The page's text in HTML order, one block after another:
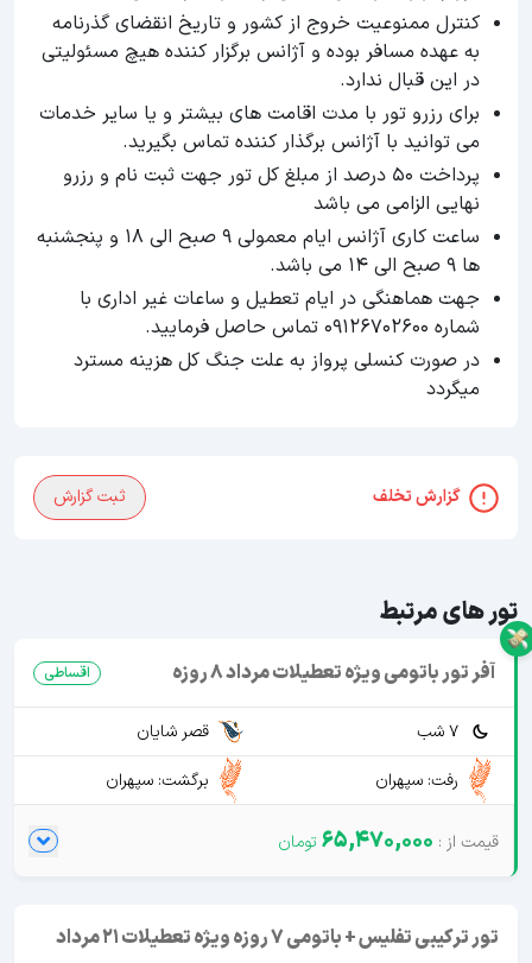
کنترل ممنوعیت خروج از کشور و تاریخ انقضای گذرنامه
به عهده مسافر بوده و آژانس برگزار کننده هیچ مسئولیتی
در این قبال ندارد.
برای رزرو تور با مدت اقامت های بیشتر و یا سایر خدمات
می توانید با آژانس برگذار کننده تماس بگیرید.
پرداخت ۵۰ درصد از مبلغ کل تور جهت ثبت نام و رزرو
نهایی الزامی می باشد
ساعت کاری آژانس ایام معمولی 9 صبح الی 18 و پنجشنبه
ها 9 صبح الی 14 می باشد.
جهت هماهنگی در ایام تعطیل و ساعات غیر اداری با
شماره 09126702600 تماس حاصل فرمایید.
در صورت کنسلی پرواز به علت جنگ کل هزینه مسترد
میگردد
گزارش تخلف ثبت گزارش
تور های مرتبط
آفر تور باتومی ویژه تعطیلات مرداد 8 روزه اقساطی
7 شب
قصر شایان
رفت: سپهران
برگشت: سپهران
65,470,000
تور ترکیبی تفلیس + باتومی 7 روزه ویژه تعطیلات 21 مرداد